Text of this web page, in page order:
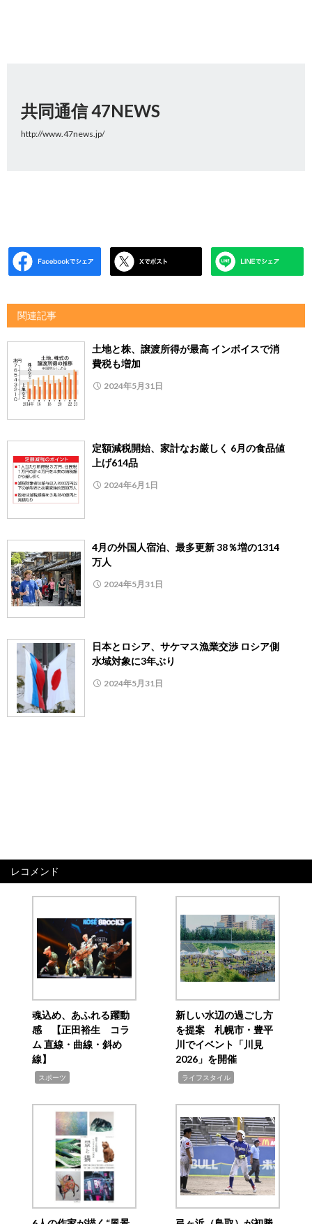
共同通信 47NEWS
http://www.47news.jp/
関連記事
土地と株、譲渡所得が最高 インボイスで消
費税も増加
2024年5月31日
定額減税開始、家計なお厳しく 6月の食品値
上げ614品
2024年6月1日
4月の外国人宿泊、最多更新 38％増の1314
万人
2024年5月31日
日本とロシア、サケマス漁業交渉 ロシア側
水域対象に3年ぶり
2024年5月31日
レコメンド
魂込め、あふれる躍動
感 【正田裕生 コラ
ム 直線・曲線・斜め
線】
スポーツ
新しい水辺の過ごし方
を提案 札幌市・豊平
川でイベント「川見
2026」を開催
ライフスタイル